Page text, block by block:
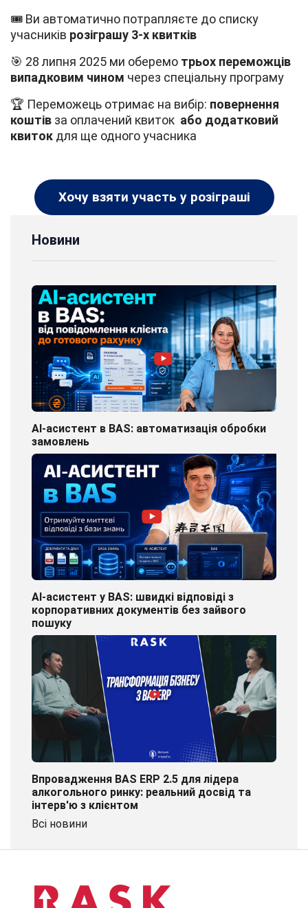
🎟 Ви автоматично потрапляєте до списку
учасників розіграшу 3-х квитків
🎯 28 липня 2025 ми оберемо трьох переможців
випадковим чином через спеціальну програму
🏆 Переможець отримає на вибір: повернення
коштів за оплачений квиток або додатковий
квиток для ще одного учасника
Хочу взяти участь у розіграші
Новини
AI-асистент в BAS: автоматизація обробки
замовлень
AI-асистент у BAS: швидкі відповіді з
корпоративних документів без зайвого
пошуку
Впровадження BAS ERP 2.5 для лідера
алкогольного ринку: реальний досвід та
інтерв'ю з клієнтом
Всі новини